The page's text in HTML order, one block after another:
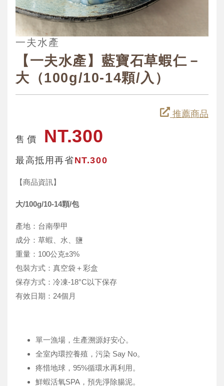
一夫水產
【一夫水產】藍寶石草蝦仁－
大（100g/10-14顆/入）
推薦商品
售 價 NT.300
最高抵用再省NT.300
【商品資訊】
大/100g/10-14顆/包
產地：台南學甲
成分：草蝦、水、鹽
重量：100公克±3%
包裝方式：真空袋＋彩盒
保存方式：冷凍-18°C以下保存
有效日期：24個月
單一漁場，生產溯源好安心。
全室內環控養殖，污染 Say No。
疼惜地球，95%循環水再利用。
鮮蝦活氧SPA，預先淨除腸泥。